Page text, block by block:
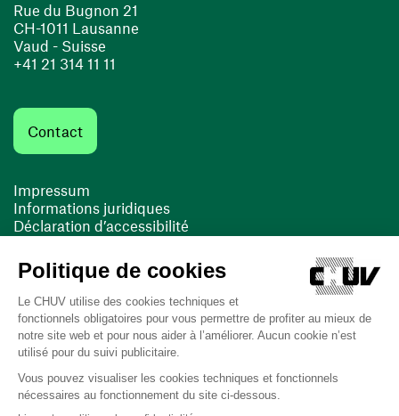
Rue du Bugnon 21
CH-1011 Lausanne
Vaud - Suisse
+41 21 314 11 11
Contact
Impressum
Informations juridiques
Déclaration d’accessibilité
Cookies
(ouvre une nouvelle fenêtre)
(ouvre une nouvelle fenêtre)